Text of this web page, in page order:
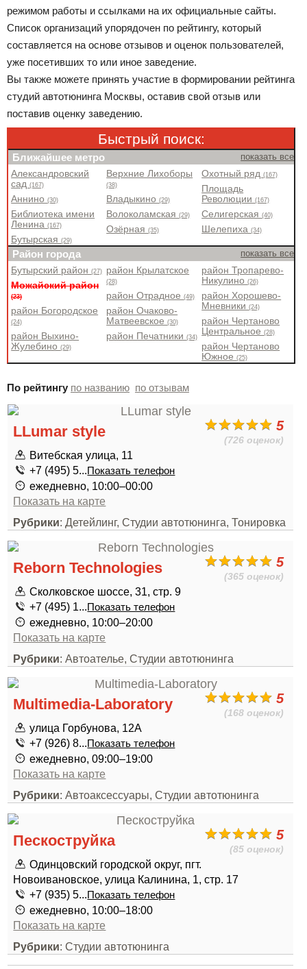
режимом работы и ссылками на их официальные сайты.
Список организаций упорядочен по рейтингу, который
составляется на основе отзывов и оценок пользователей,
уже посетивших то или иное заведение.
Вы также можете принять участие в формировании рейтинга
студий автотюнинга Москвы, оставив свой отзыв или
поставив оценку заведению.
Быстрый поиск:
Ближайшее метро показать все
Александровский
сад(167)
Аннино(30)
Библиотека имени
Ленина(167)
Бутырская(29)
Верхние Лихоборы
(38)
Владыкино(29)
Волоколамская(29)
Озёрная(35)
Охотный ряд(167)
Площадь
Революции(167)
Селигерская(40)
Шелепиха(34)
Район города показать все
Бутырский район(27)
Можайский район
(23)
район Богородское
(24)
район Выхино-
Жулебино(29)
район Крылатское
(28)
район Отрадное(49)
район Очаково-
Матвеевское(30)
район Печатники(34)
район Тропарево-
Никулино(26)
район Хорошево-
Мневники(24)
район Чертаново
Центральное(28)
район Чертаново
Южное(25)
По рейтингу по названию по отзывам
5
(726 оценок)
LLumar style
Витебская улица, 11
+7 (495) 5...Показать телефон
ежедневно, 10:00–00:00
Показать на карте
Рубрики: Детейлинг, Студии автотюнинга, Тонировка
5
(365 оценок)
Reborn Technologies
Сколковское шоссе, 31, стр. 9
+7 (495) 1...Показать телефон
ежедневно, 10:00–20:00
Показать на карте
Рубрики: Автоателье, Студии автотюнинга
5
(168 оценок)
Multimedia-Laboratory
улица Горбунова, 12А
+7 (926) 8...Показать телефон
ежедневно, 09:00–19:00
Показать на карте
Рубрики: Автоаксессуары, Студии автотюнинга
5
(85 оценок)
Пескоструйка
Одинцовский городской округ, пгт.
Новоивановское, улица Калинина, 1, стр. 17
+7 (935) 5...Показать телефон
ежедневно, 10:00–18:00
Показать на карте
Рубрики: Студии автотюнинга